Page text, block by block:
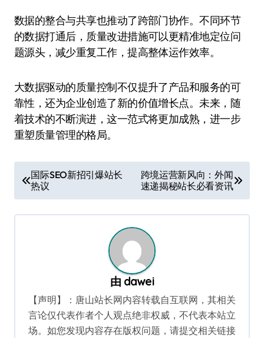
数据的整合与共享也推动了跨部门协作。不同环节
的数据打通后，质量改进措施可以更精准地定位问
题源头，减少重复工作，提高整体运作效率。
大数据驱动的质量控制不仅提升了产品和服务的可
靠性，还为企业创造了新的价值增长点。未来，随
着技术的不断演进，这一范式将更加成熟，进一步
重塑质量管理的格局。
章
导
国际SEO新招引爆站长
热议
跨境运营新风向：外闻
速递揭秘站长必看资讯
由 dawei
【声明】：唐山站长网内容转载自互联网，其相关
言论仅代表作者个人观点绝非权威，不代表本站立
场。如您发现内容存在版权问题，请提交相关链接